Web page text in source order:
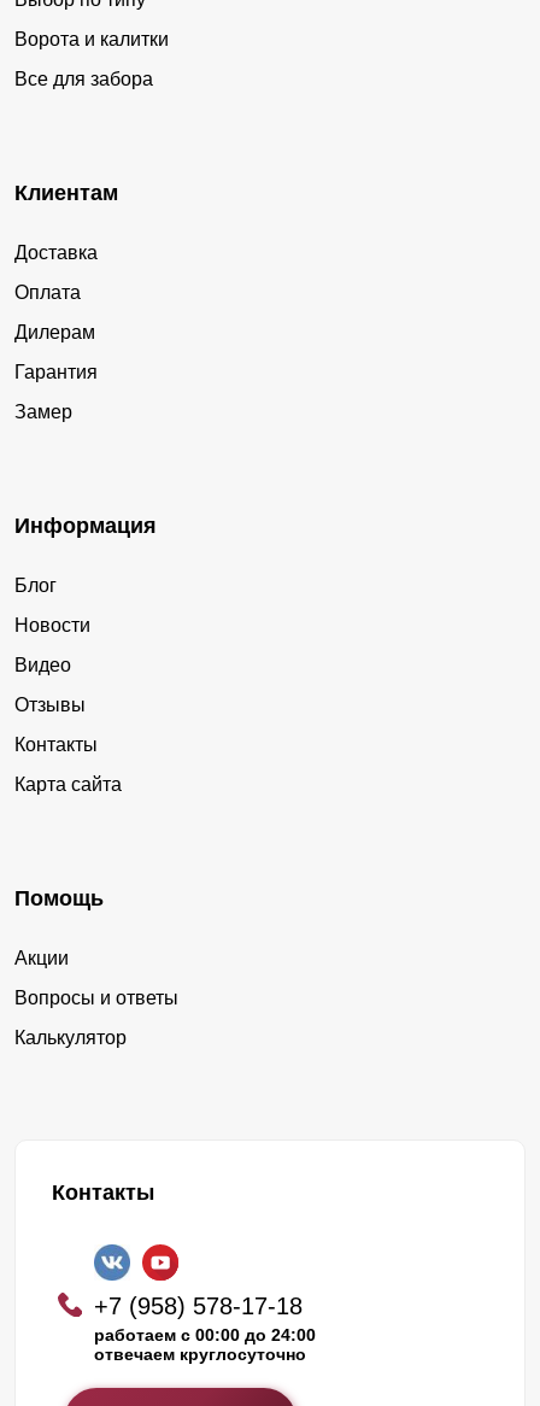
Ворота и калитки
Все для забора
Клиентам
Доставка
Оплата
Дилерам
Гарантия
Замер
Информация
Блог
Новости
Видео
Отзывы
Контакты
Карта сайта
Помощь
Акции
Вопросы и ответы
Калькулятор
Контакты
+7 (958) 578-17-18
работаем с 00:00 до 24:00
отвечаем круглосуточно